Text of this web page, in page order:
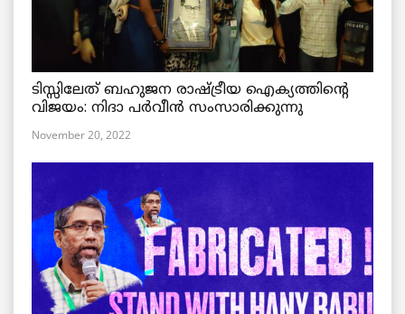
ടിസ്സിലേത് ബഹുജന രാഷ്ട്രീയ ഐക്യത്തിന്റെ
വിജയം: നിദാ പർവീൻ സംസാരിക്കുന്നു
November 20, 2022